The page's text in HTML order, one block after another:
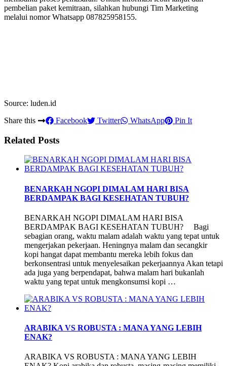
pembelian paket kemitraan, silahkan hubungi Tim Marketing
melalui nomor Whatsapp 087825958155.
Source: luden.id
Share this
Facebook Twitter WhatsApp Pin It
Related Posts
BENARKAH NGOPI DIMALAM HARI BISA
BERDAMPAK BAGI KESEHATAN TUBUH?
BENARKAH NGOPI DIMALAM HARI BISA
BERDAMPAK BAGI KESEHATAN TUBUH? Bagi
sebagian orang, waktu malam adalah waktu yang tepat untuk
mengerjakan pekerjaan. Heningnya malam dan secangkir
kopi hangat dapat membantu mereka lebih fokus dan
berkonsentrasi untuk menyelesaikan pekerjaannya Akan tetapi
ada juga yang berpendapat, bahwa malam hari bukanlah
waktu yang tepat untuk mengkonsumsi kopi …
ARABIKA VS ROBUSTA : MANA YANG LEBIH
ENAK?
ARABIKA VS ROBUSTA : MANA YANG LEBIH